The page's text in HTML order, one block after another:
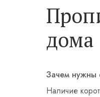
дома
Зачем нужны
Наличие